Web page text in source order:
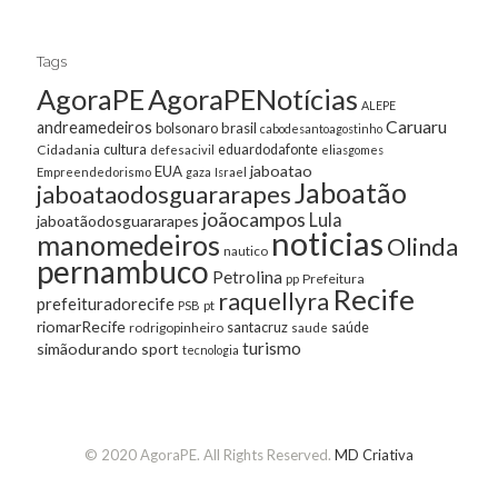
Tags
AgoraPEAgoraPENotícias ALEPE
andreamedeiros bolsonarobrasil cabodesantoagostinho Caruaru
Cidadania cultura defesacivil eduardodafonte eliasgomes
Empreendedorismo EUA gaza Israel jaboatao
jaboataodosguararapesJaboatão
jaboatãodosguararapes joãocampos Lula
manomedeiros nautico noticiasOlinda
pernambuco Petrolina pp Prefeitura
prefeituradorecife PSB pt raquellyra Recife
riomarRecife rodrigopinheiro santacruz saude saúde
simãodurando sport tecnologia turismo
© 2020 AgoraPE. All Rights Reserved. MD Criativa